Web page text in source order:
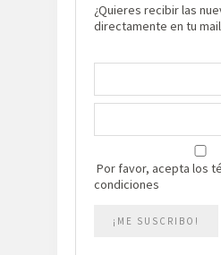
¿Quieres recibir las
directamente en tu
Por favor, acepta los
condiciones